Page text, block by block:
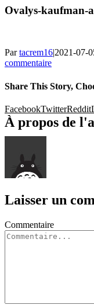
Ovalys-kaufman-
Partacrem16|2021-07-
commentaire
Share This Story,
FacebookTwitterReddit
À propos de
Laisser un
Commentaire